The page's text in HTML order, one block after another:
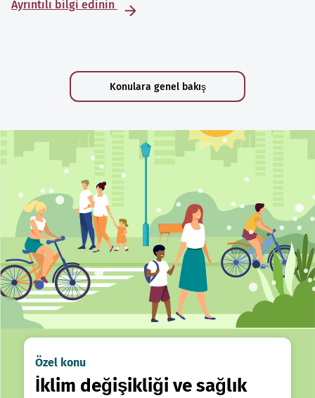
Ayrıntılı bilgi edinin
Konulara genel bakış
Özel konu
İklim değişikliği ve sağlık